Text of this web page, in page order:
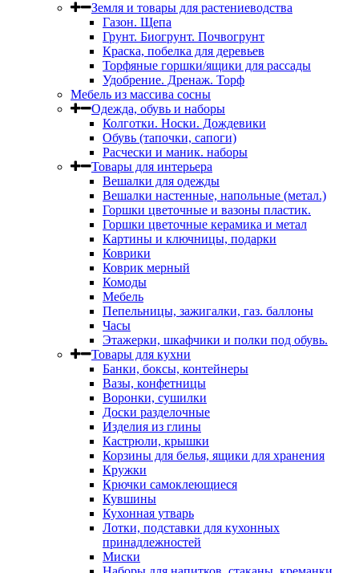
Земля и товары для растениеводства
Газон. Щепа
Грунт. Биогрунт. Почвогрунт
Краска, побелка для деревьев
Торфяные горшки/ящики для рассады
Удобрение. Дренаж. Торф
Мебель из массива сосны
Одежда, обувь и наборы
Колготки. Носки. Дождевики
Обувь (тапочки, сапоги)
Расчески и маник. наборы
Товары для интерьера
Вешалки для одежды
Вешалки настенные, напольные (метал.)
Горшки цветочные и вазоны пластик.
Горшки цветочные керамика и метал
Картины и ключницы, подарки
Коврики
Коврик мерный
Комоды
Мебель
Пепельницы, зажигалки, газ. баллоны
Часы
Этажерки, шкафчики и полки под обувь.
Товары для кухни
Банки, боксы, контейнеры
Вазы, конфетницы
Воронки, сушилки
Доски разделочные
Изделия из глины
Кастрюли, крышки
Корзины для белья, ящики для хранения
Кружки
Крючки самоклеющиеся
Кувшины
Кухонная утварь
Лотки, подставки для кухонных
принадлежностей
Миски